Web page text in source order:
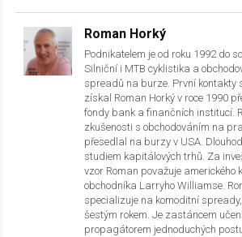
Roman Horký
Podnikatelem je od roku 1992 do
Silniční i MTB cyklistika a
spreadů na burze. První kontakty
získal Roman Horký v roce 1990
fondy bank a finančních institucí.
zkušenosti s obchodováním na
přesedlal na burzy v USA.
studiem kapitálových trhů. Za
vzor Roman považuje amerického
obchodníka Larryho Williamse.
specializuje na komoditní
šestým rokem. Je zastáncem
propagátorem jednoduchých